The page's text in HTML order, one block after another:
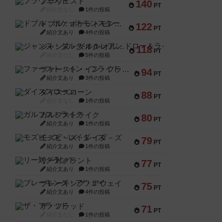
140 PT
1件の投稿
122 PT
ドブル：ポケットモンスター
紹介文あり 4件の投稿
118 PT
ジャンヌ・ダルク-オルレアン ドロー＆ライト
5件の投稿
94 PT
ファースト・イン・フライト
紹介文あり 3件の投稿
88 PT
ダイススローン
1件の投稿
80 PT
ガルフストライク
紹介文あり 1件の投稿
79 PT
モズビ－ズ・レイダ－ズ
紹介文あり 1件の投稿
77 PT
リー対グラント
紹介文あり 1件の投稿
75 PT
ブレーキング・アウェイ
紹介文あり 4件の投稿
71 PT
ザ・フラッド
1件の投稿